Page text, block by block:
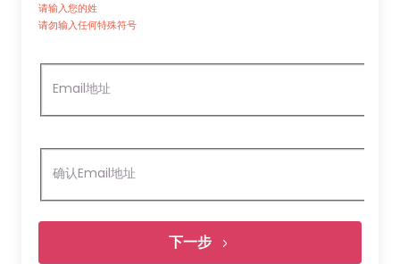
请输入您的姓
请勿输入任何特殊符号
Email地址
确认Email地址
下一步